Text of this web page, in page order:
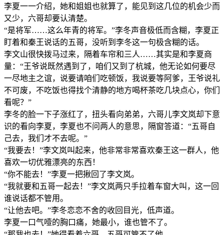
李夏一一介绍，她和姐姐也就算了，能见到这几位的机会少而
又少，六哥却要认清楚。
“是将军……这么年青的将军。”李冬声音极低而含糊，李夏正
盯着和秦王说话的五哥，没听到李冬这一句极含糊的话。
李文山很快拨马过来，隔着车帘和三人……其实是和李夏商
量：“王爷说既然遇到了，咱们又到了杭城，他无论如何要尽
一尽地主之谊，说要请咱们吃顿饭，我说要等阿爹，王爷说礼
不可废，不吃饭也得找个清静的地方喝杯茶吃几块点心，你们
看呢？”
李冬的脸一下子涨红了，扭头看向弟弟，六哥儿李文岚却下意
识的看向李夏，李夏也不问两人的意思，隔窗答道：“五哥自
己去，我们才不去呢。”
“我要去！”李文岚叫起来，他非常非常喜欢秦王这一群人，他
喜欢一切优雅漂亮的东西！
“你不能去！”李夏一把揪回了李文岚。
“我就要和五哥一起去！”李文岚两只手拉着车窗大叫，这一回
谁说话都不管用。
“让他去吧。”李冬恋恋不舍的收回目光，低声道。
李夏一口气噎的胸口痛，她最小，谁也管不了。